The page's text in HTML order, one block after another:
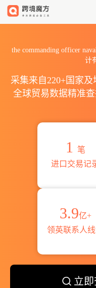
the commanding officer
计
采集来自220+国家及
全球贸易数据精准
1
笔
进口交易记
3.9亿+
领英联系人
立